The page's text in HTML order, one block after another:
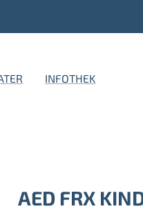
INFOTHEK
AED FRX